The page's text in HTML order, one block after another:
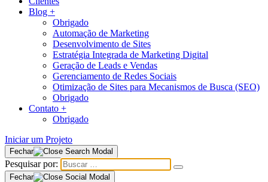
Blog +
Obrigado
Automação de Marketing
Desenvolvimento de Sites
Estratégia Integrada de Marketing Digital
Geração de Leads e Vendas
Gerenciamento de Redes Sociais
Otimização de Sites para Mecanismos de Busca (SEO)
Obrigado
Contato +
Obrigado
Iniciar um Projeto
Fechar
Pesquisar por:
Fechar